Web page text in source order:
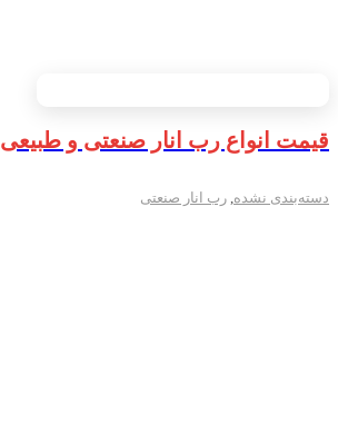
قیمت انواع رب انار صنعتی و طبیعی
دسته‌بندی نشده, رب انار صنعتی